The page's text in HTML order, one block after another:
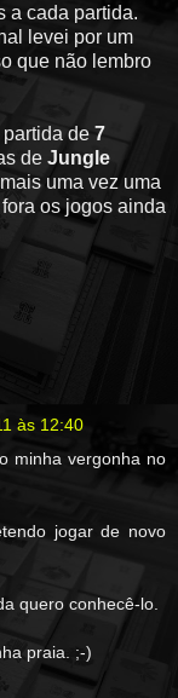
a cada partida.
levei por um
que não lembro
de 7
de Jungle
uma vez uma
os jogos ainda
às 12:40
minha vergonha no
jogar de novo
quero conhecê-lo.
praia. ;-)